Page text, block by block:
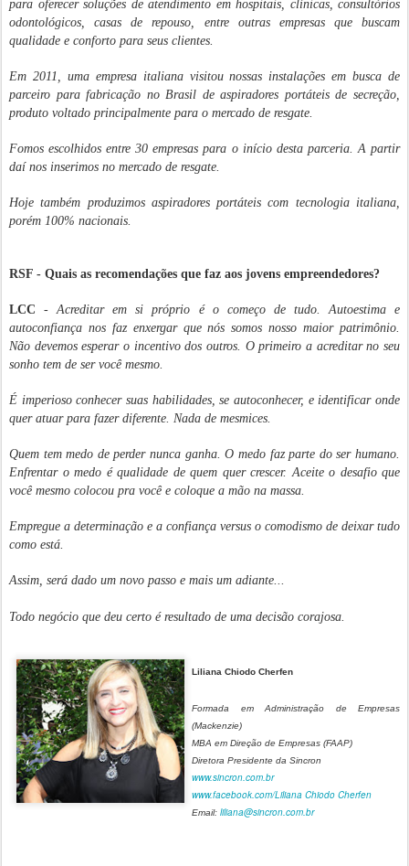
para oferecer soluções de atendimento em hospitais, clínicas, consultórios
odontológicos, casas de repouso, entre outras empresas que buscam
qualidade e conforto para seus clientes.
Em 2011, uma empresa italiana visitou nossas instalações em busca de
parceiro para fabricação no Brasil de aspiradores portáteis de secreção,
produto voltado principalmente para o mercado de resgate.
Fomos escolhidos entre 30 empresas para o início desta parceria. A partir
daí nos inserimos no mercado de resgate.
Hoje também produzimos aspiradores portáteis com tecnologia italiana,
porém 100% nacionais.
RSF - Quais as recomendações que faz aos jovens empreendedores?
LCC -Acreditar em si próprio é o começo de tudo. Autoestima e
autoconfiança nos faz enxergar que nós somos nosso maior patrimônio.
Não devemos esperar o incentivo dos outros. O primeiro a acreditar no seu
sonho tem de ser você mesmo.
É imperioso conhecer suas habilidades, se autoconhecer, e identificar onde
quer atuar para fazer diferente. Nada de mesmices.
Quem tem medo de perder nunca ganha. O medo faz parte do ser humano.
Enfrentar o medo é qualidade de quem quer crescer. Aceite o desafio que
você mesmo colocou pra você e coloque a mão na massa.
Empregue a determinação e a confiança versus o comodismo de deixar tudo
como está.
Assim, será dado um novo passo e mais um adiante...
Todo negócio que deu certo é resultado de uma decisão corajosa.
Liliana Chiodo Cherfen
Formada em Administração de Empresas
(Mackenzie)
MBA em Direção de Empresas (FAAP)
Diretora Presidente da Sincron
www.sincron.com.br
www.facebook.com/Liliana Chiodo Cherfen
Email: liliana@sincron.com.br